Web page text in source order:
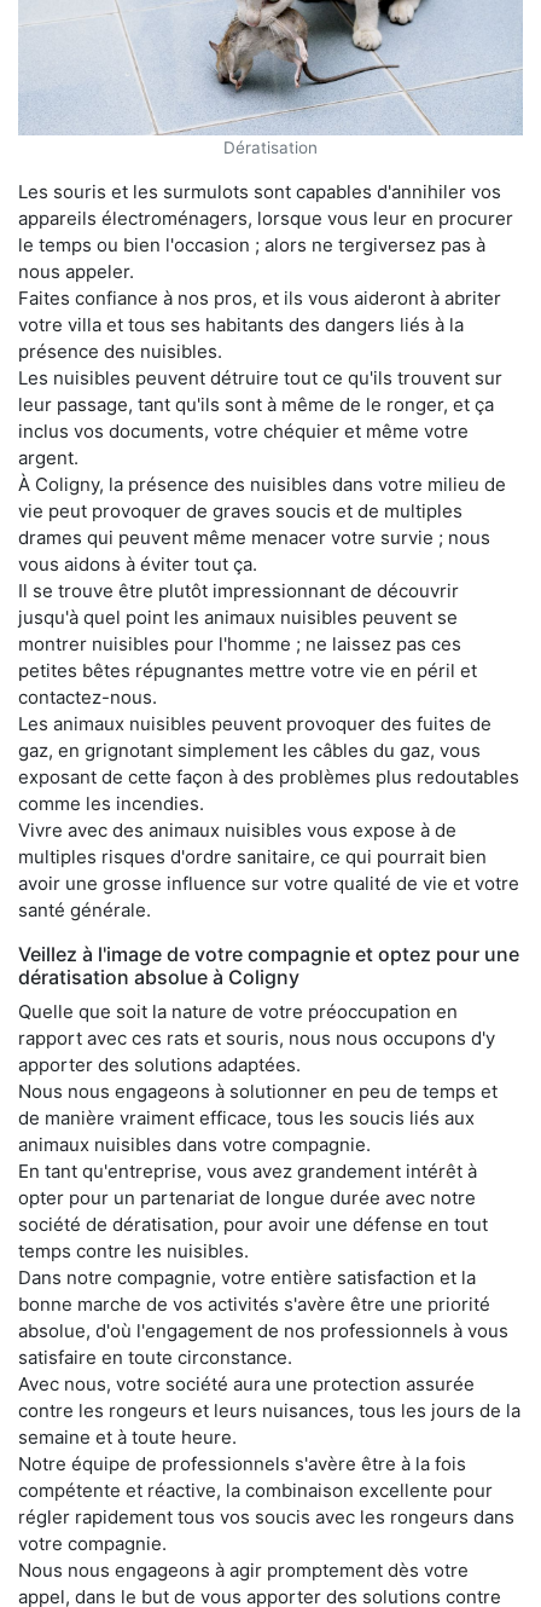
Dératisation
Les souris et les surmulots sont capables d'annihiler vos
appareils électroménagers, lorsque vous leur en procurer
le temps ou bien l'occasion ; alors ne tergiversez pas à
nous appeler.
Faites confiance à nos pros, et ils vous aideront à abriter
votre villa et tous ses habitants des dangers liés à la
présence des nuisibles.
Les nuisibles peuvent détruire tout ce qu'ils trouvent sur
leur passage, tant qu'ils sont à même de le ronger, et ça
inclus vos documents, votre chéquier et même votre
argent.
À Coligny, la présence des nuisibles dans votre milieu de
vie peut provoquer de graves soucis et de multiples
drames qui peuvent même menacer votre survie ; nous
vous aidons à éviter tout ça.
Il se trouve être plutôt impressionnant de découvrir
jusqu'à quel point les animaux nuisibles peuvent se
montrer nuisibles pour l'homme ; ne laissez pas ces
petites bêtes répugnantes mettre votre vie en péril et
contactez-nous.
Les animaux nuisibles peuvent provoquer des fuites de
gaz, en grignotant simplement les câbles du gaz, vous
exposant de cette façon à des problèmes plus redoutables
comme les incendies.
Vivre avec des animaux nuisibles vous expose à de
multiples risques d'ordre sanitaire, ce qui pourrait bien
avoir une grosse influence sur votre qualité de vie et votre
santé générale.
Veillez à l'image de votre compagnie et optez pour une
dératisation absolue à Coligny
Quelle que soit la nature de votre préoccupation en
rapport avec ces rats et souris, nous nous occupons d'y
apporter des solutions adaptées.
Nous nous engageons à solutionner en peu de temps et
de manière vraiment efficace, tous les soucis liés aux
animaux nuisibles dans votre compagnie.
En tant qu'entreprise, vous avez grandement intérêt à
opter pour un partenariat de longue durée avec notre
société de dératisation, pour avoir une défense en tout
temps contre les nuisibles.
Dans notre compagnie, votre entière satisfaction et la
bonne marche de vos activités s'avère être une priorité
absolue, d'où l'engagement de nos professionnels à vous
satisfaire en toute circonstance.
Avec nous, votre société aura une protection assurée
contre les rongeurs et leurs nuisances, tous les jours de la
semaine et à toute heure.
Notre équipe de professionnels s'avère être à la fois
compétente et réactive, la combinaison excellente pour
régler rapidement tous vos soucis avec les rongeurs dans
votre compagnie.
Nous nous engageons à agir promptement dès votre
appel, dans le but de vous apporter des solutions contre